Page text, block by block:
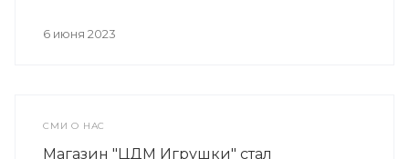
6 июня 2023
СМИ О НАС
Магазин "ЦДМ Игрушки" стал